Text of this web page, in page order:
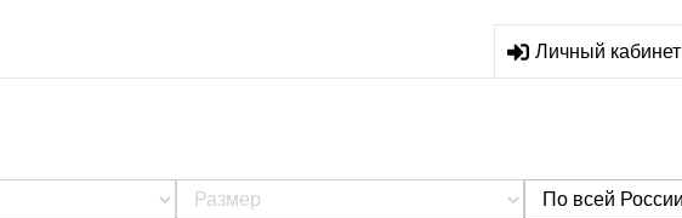
Личный кабинет